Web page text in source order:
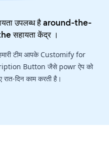
उपलब्ध है around-the-
सहायता केंद्र।
हमारी टीम आपके Customify for
Button जैसे powr ऐप को
दिन काम करती है।